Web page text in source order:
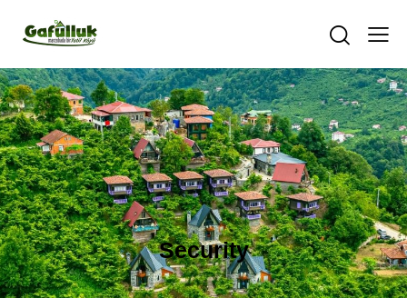
Security